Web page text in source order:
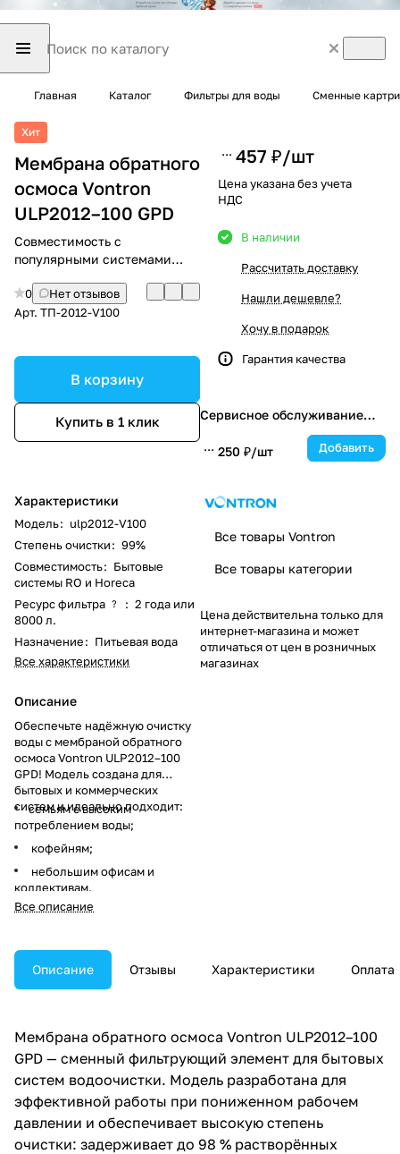
Главная Каталог Фильтры для воды Сменные
Хит
Мембрана обратного
осмоса Vontron
ULP2012–100 GPD
Совместимость с
популярными системами
0
Нет отзывов
Арт. ТП-2012-V100
В корзину
Купить в 1 клик
Характеристики
Модель: ulp2012-V100
Степень очистки: 99%
Совместимость: Бытовые
системы RO и Horeca
Ресурс фильтра ? : 2 года или
8000 л.
Назначение: Питьевая вода
Все характеристики
Описание
Обеспечьте надёжную очистку
воды с мембраной обратного
осмоса Vontron ULP2012–100
GPD! Модель создана для
бытовых и коммерческих
систем и идеально подходит:
семьям с высоким
потреблением воды;
кофейням;
коллективам.
Все описание
457 ₽/шт
Цена указана без учета
НДС
В наличии
Рассчитать доставку
Нашли дешевле?
Хочу в подарок
Гарантия качества
Сервисное обслуживание
каждые 6 месяцев
250 ₽/шт Добавить
Все товары Vontron
Все товары категории
Цена действительна только для
интернет-магазина и может
отличаться от цен в розничных
магазинах
Описание Отзывы Характеристики Оплата
Мембрана обратного осмоса Vontron ULP2012–100
GPD — сменный фильтрующий элемент для бытовых
систем водоочистки. Модель разработана для
эффективной работы при пониженном рабочем
давлении и обеспечивает высокую степень
очистки: задерживает до 98 % растворённых